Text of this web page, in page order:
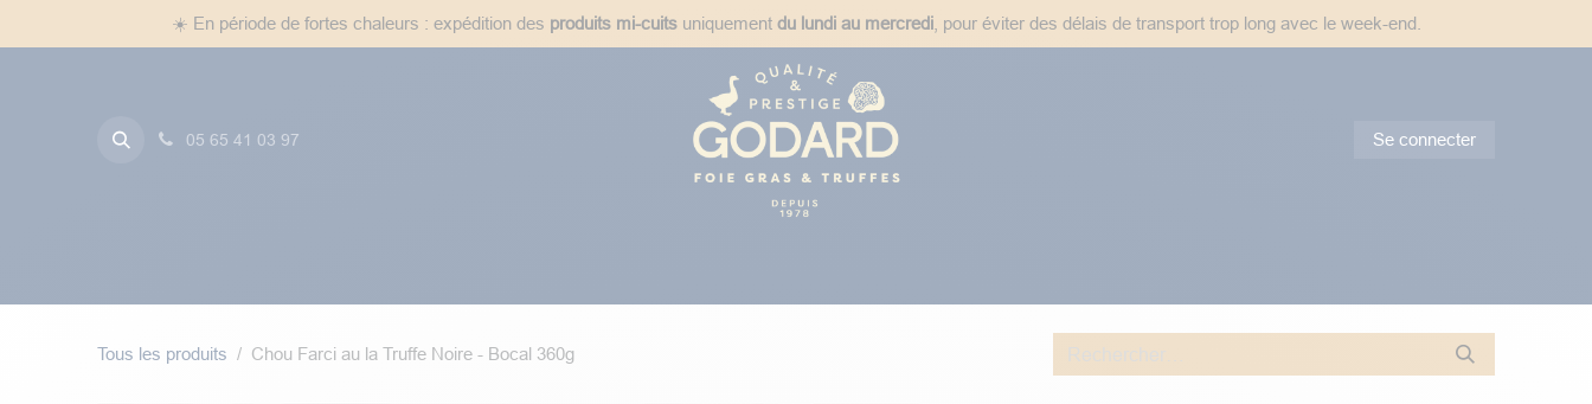
☀️ En période de fortes chaleurs : expédition des produits mi-cuits uniquement du lundi au mercredi, pour éviter des délais de transport trop long avec le week-end.
05 65 41 03 97 Se connecter
Tous les produits Chou Farci au la Truffe Noire - Bocal 360g